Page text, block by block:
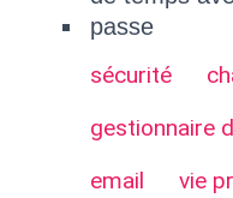
passe
sécurité
gestionnaire
email
vie